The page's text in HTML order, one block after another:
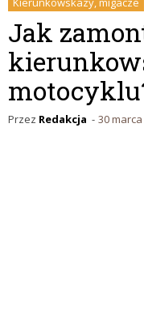
Jak
Przez Redakcja - 30 marca